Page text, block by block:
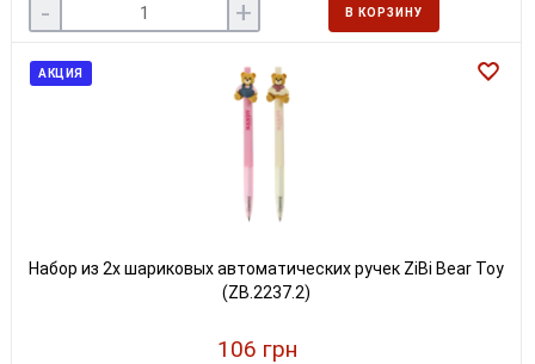
- + В КОРЗИНУ
АКЦИЯ
Набор из 2х шариковых автоматических ручек ZiBi Bear Toy
(ZB.2237.2)
106 грн